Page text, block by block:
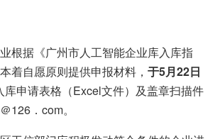
根据《广州市人工智能企业库入库指
着自愿原则提供申报材料， 于5月22日
库申请表格（Excel文件）及盖章扫描件
126．com。